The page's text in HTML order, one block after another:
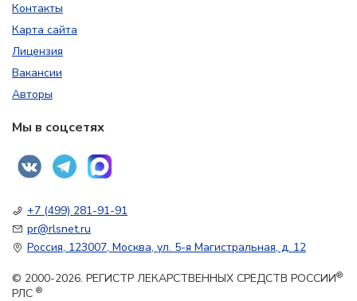
Контакты
Карта сайта
Лицензия
Вакансии
Авторы
Мы в соцсетях
+7 (499) 281-91-91
pr@rlsnet.ru
Россия, 123007, Москва, ул. 5-я Магистральная, д. 12
© 2000-2026. РЕГИСТР ЛЕКАРСТВЕННЫХ СРЕДСТВ РОССИИ®
РЛС ®